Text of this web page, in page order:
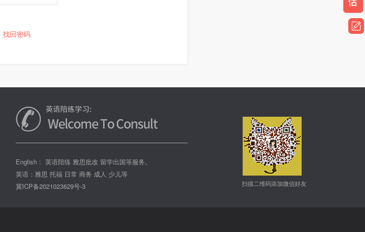
找回密码
English： 英语陪练 雅思批改 留学出国等服务。
英语：雅思 托福 日常 商务 成人 少儿等
冀ICP备2021023629号-3
扫描二维码添加微信好友